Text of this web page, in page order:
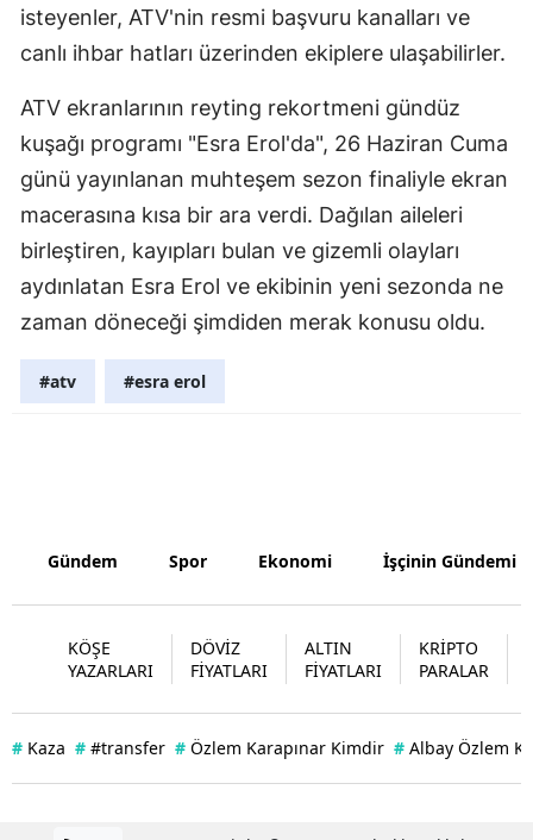
Karaman
Kırıkkale
Batman
Şırnak
Bartın
Ardahan
Düzce
isteyenler, ATV'nin resmi başvuru kanalları ve
canlı ihbar hatları üzerinden ekiplere ulaşabilirler.
ATV ekranlarının reyting rekortmeni gündüz
kuşağı programı "Esra Erol'da", 26 Haziran Cuma
günü yayınlanan muhteşem sezon finaliyle ekran
macerasına kısa bir ara verdi. Dağılan aileleri
birleştiren, kayıpları bulan ve gizemli olayları
aydınlatan Esra Erol ve ekibinin yeni sezonda ne
zaman döneceği şimdiden merak konusu oldu.
#atv #esra erol
Gündem Spor Ekonomi İşçinin Gündemi
KÖŞE
YAZARLARI
DÖVİZ
FİYATLARI
ALTIN
FİYATLARI
KRİPTO
PARALAR
# Kaza # #transfer # Özlem Karapınar Kimdir # Albay Özlem